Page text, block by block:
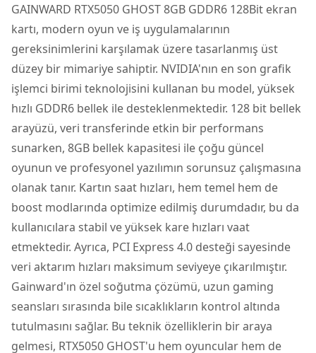
GAINWARD RTX5050 GHOST 8GB GDDR6 128Bit ekran
kartı, modern oyun ve iş uygulamalarının
gereksinimlerini karşılamak üzere tasarlanmış üst
düzey bir mimariye sahiptir. NVIDIA'nın en son grafik
işlemci birimi teknolojisini kullanan bu model, yüksek
hızlı GDDR6 bellek ile desteklenmektedir. 128 bit bellek
arayüzü, veri transferinde etkin bir performans
sunarken, 8GB bellek kapasitesi ile çoğu güncel
oyunun ve profesyonel yazılımın sorunsuz çalışmasına
olanak tanır. Kartın saat hızları, hem temel hem de
boost modlarında optimize edilmiş durumdadır, bu da
kullanıcılara stabil ve yüksek kare hızları vaat
etmektedir. Ayrıca, PCI Express 4.0 desteği sayesinde
veri aktarım hızları maksimum seviyeye çıkarılmıştır.
Gainward'ın özel soğutma çözümü, uzun gaming
seansları sırasında bile sıcaklıkların kontrol altında
tutulmasını sağlar. Bu teknik özelliklerin bir araya
gelmesi, RTX5050 GHOST'u hem oyuncular hem de